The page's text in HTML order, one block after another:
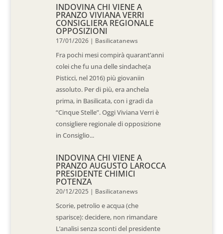
INDOVINA CHI VIENE A
PRANZO VIVIANA VERRI
CONSIGLIERA REGIONALE
OPPOSIZIONI
17/01/2026 | Basilicatanews
Fra pochi mesi compirà quarant’anni
colei che fu una delle sindache(a
Pisticci, nel 2016) più giovaniin
assoluto. Per di più, era anchela
prima, in Basilicata, con i gradi da
“Cinque Stelle”. Oggi Viviana Verri è
consigliere regionale di opposizione
in Consiglio...
INDOVINA CHI VIENE A
PRANZO AUGUSTO LAROCCA
PRESIDENTE CHIMICI
POTENZA
20/12/2025 | Basilicatanews
Scorie, petrolio e acqua (che
sparisce): decidere, non rimandare
L’analisi senza sconti del presidente